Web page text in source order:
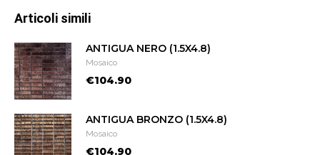
Articoli simili
ANTIGUA NERO (1.5X4.8)
Mosaico
€104.90
ANTIGUA BRONZO (1.5X4.8)
Mosaico
€104.90